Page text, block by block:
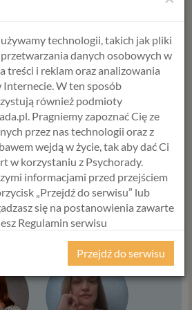
to uzależnienie behawioralne
szponów należy skorzystać z
Skoncentrowanej
SPECJALISTĘ
TERMIN
technologii, takich jak pliki
danych osobowych w
treści i reklam oraz analizowania
W ten sposób
również podmioty
Pragniemy zapoznać Cię ze
przez nas technologii oraz z
wejdą w życie, tak aby dać Ci
w korzystaniu z Psychorady.
informacjami przed przejściem
„Przejdź do serwisu” lub
się na postanowienia zawarte
Regulamin serwisu
r. rozpoczyna obowiązywanie
Europejskiego i Rady (UE)
Przejdź do serwisu